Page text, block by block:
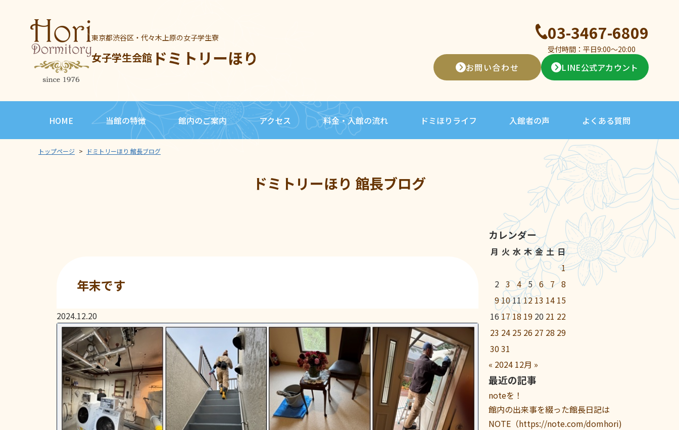
東京都渋谷区・代々木上原の女子学生寮
女子学生会館 ドミトリーほり
03-3467-6809
受付時間：平日9:00〜20:00
お問い合わせ LINE公式アカウント
HOME 当館の特徴 館内のご案内 アクセス 料金・入館の流れ ドミほりライフ 入館者の声 よくある質問
トップページ > ドミトリーほり 館長ブログ
ドミトリーほり 館長ブログ
年末です
2024.12.20
カレンダー
月 火 水 木 金 土 日
1
2 3 4 5 6 7 8
910111213 14 15
16 17 18 19 20 21 22
23 24 25 26 27 28 29
3031
« 2024 12月 »
最近の記事
noteを！
館内の出来事を綴った館長日記は
NOTE（https://note.com/domhori)